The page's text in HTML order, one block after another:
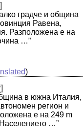
]
градче и община
Равена,
Разположена е на
…”
)
]
в южна Италия,
регион и
е на 249 m
…”